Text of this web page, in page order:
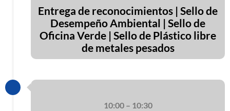
Entrega de reconocimientos | Sello de
Desempeño Ambiental | Sello de
Oficina Verde | Sello de Plástico libre
de metales pesados
10:00 – 10:30